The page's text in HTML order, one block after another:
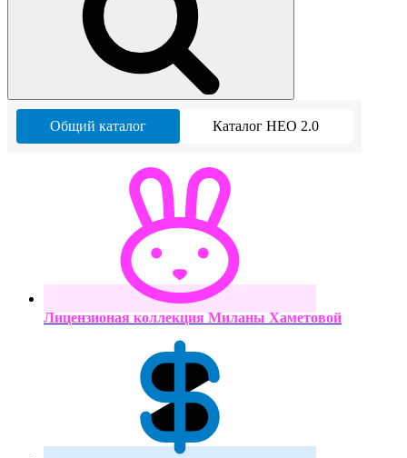
Общий каталог Каталог НЕО 2.0
Лицензионая коллекция Миланы Хаметовой